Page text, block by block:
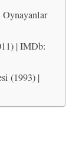
Oynayanlar
| IMDb:
(1993) |